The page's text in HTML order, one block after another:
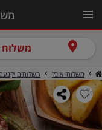
משלוח
משלוחי אוכל משלוחים יקנעם